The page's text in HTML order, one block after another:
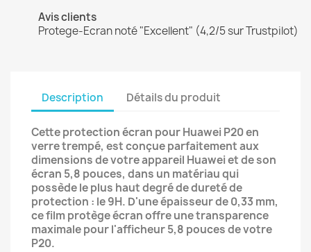
Avis clients
Protege-Ecran noté "Excellent" (4,2/5 sur Trustpilot)
Description Détails du produit
Cette protection écran pour Huawei P20 en
verre trempé, est conçue parfaitement aux
dimensions de votre appareil Huawei et de son
écran 5,8 pouces, dans un matériau qui
possède le plus haut degré de dureté de
protection : le 9H. D'une épaisseur de 0,33 mm,
ce film protège écran offre une transparence
maximale pour l'afficheur 5,8 pouces de votre
P20.